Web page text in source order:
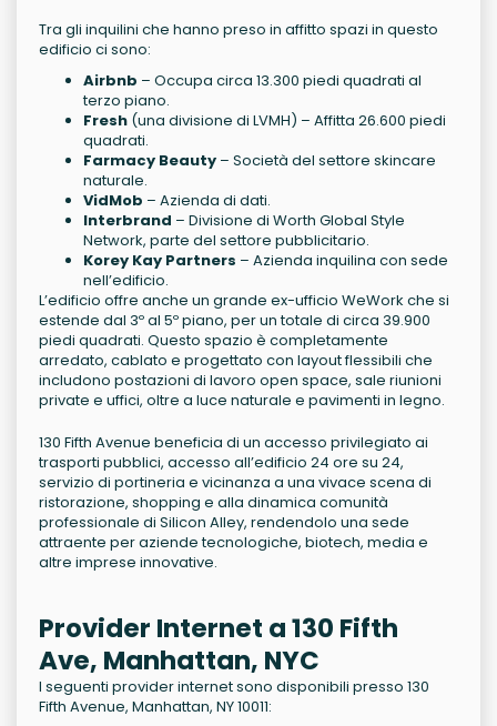
Tra gli inquilini che hanno preso in affitto spazi in questo
edificio ci sono:
Airbnb – Occupa circa 13.300 piedi quadrati al
terzo piano.
Fresh (una divisione di LVMH) – Affitta 26.600 piedi
quadrati.
Farmacy Beauty – Società del settore skincare
naturale.
VidMob – Azienda di dati.
Interbrand – Divisione di Worth Global Style
Network, parte del settore pubblicitario.
Korey Kay Partners – Azienda inquilina con sede
nell’edificio.
L’edificio offre anche un grande ex-ufficio WeWork che si
estende dal 3º al 5º piano, per un totale di circa 39.900
piedi quadrati. Questo spazio è completamente
arredato, cablato e progettato con layout flessibili che
includono postazioni di lavoro open space, sale riunioni
private e uffici, oltre a luce naturale e pavimenti in legno.
130 Fifth Avenue beneficia di un accesso privilegiato ai
trasporti pubblici, accesso all’edificio 24 ore su 24,
servizio di portineria e vicinanza a una vivace scena di
ristorazione, shopping e alla dinamica comunità
professionale di Silicon Alley, rendendolo una sede
attraente per aziende tecnologiche, biotech, media e
altre imprese innovative.
Provider Internet a 130 Fifth
Ave, Manhattan, NYC
I seguenti provider internet sono disponibili presso 130
Fifth Avenue, Manhattan, NY 10011: